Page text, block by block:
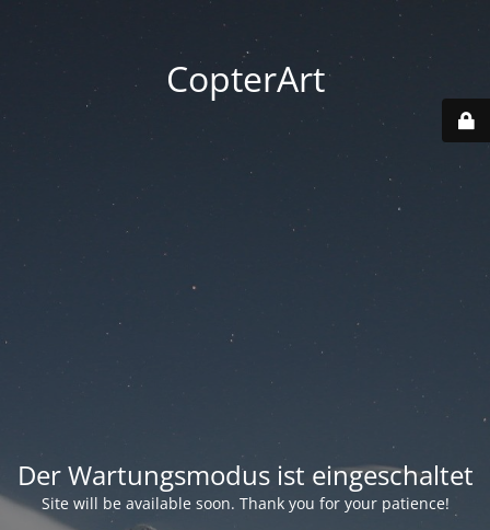
CopterArt
Der Wartungsmodus ist eingeschaltet
Site will be available soon. Thank you for your patience!